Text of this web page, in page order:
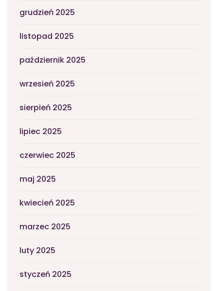
grudzień 2025
listopad 2025
październik 2025
wrzesień 2025
sierpień 2025
lipiec 2025
czerwiec 2025
maj 2025
kwiecień 2025
marzec 2025
luty 2025
styczeń 2025